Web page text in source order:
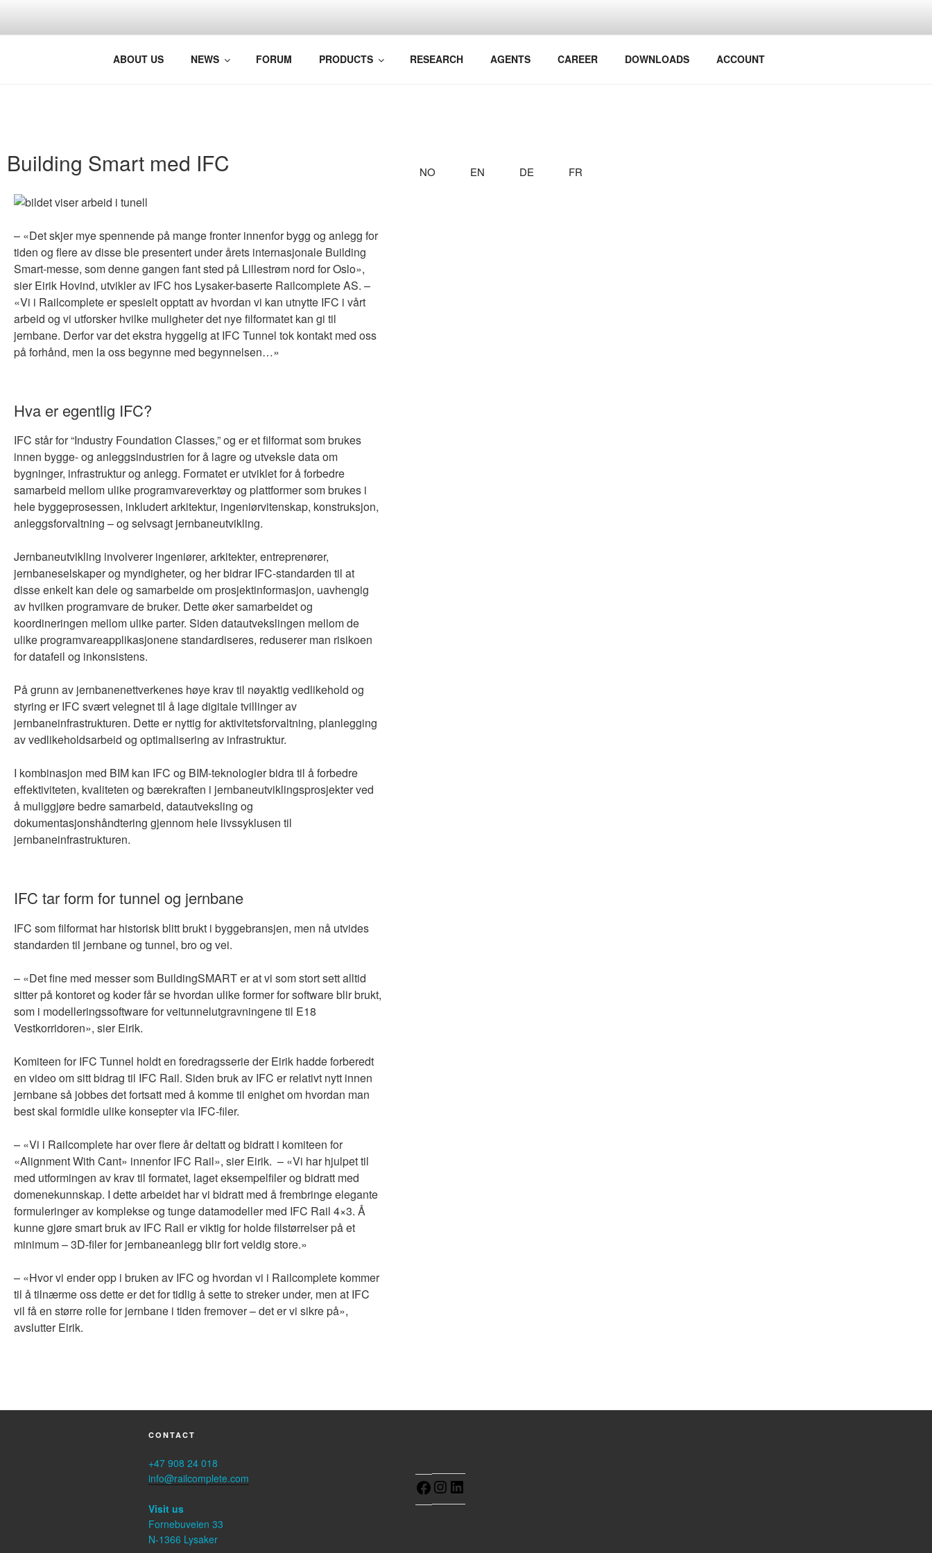
BRINGING BIM TO YOUR RAILWAY PROJECTS
Photo: Jørg Westermann, Norsk Bane AS
ABOUT US NEWS FORUM PRODUCTS RESEARCH AGENTS CAREER DOWNLOADS ACCOUNT
Building Smart med IFC
– «Det skjer mye spennende på mange fronter innenfor bygg og anlegg for
tiden og flere av disse ble presentert under årets internasjonale Building
Smart-messe, som denne gangen fant sted på Lillestrøm nord for Oslo»,
sier Eirik Hovind, utvikler av IFC hos Lysaker-baserte Railcomplete AS. –
«Vi i Railcomplete er spesielt opptatt av hvordan vi kan utnytte IFC i vårt
arbeid og vi utforsker hvilke muligheter det nye filformatet kan gi til
jernbane. Derfor var det ekstra hyggelig at IFC Tunnel tok kontakt med oss
på forhånd, men la oss begynne med begynnelsen…»
Hva er egentlig IFC?
IFC står for “Industry Foundation Classes,” og er et filformat som brukes
innen bygge- og anleggsindustrien for å lagre og utveksle data om
bygninger, infrastruktur og anlegg. Formatet er utviklet for å forbedre
samarbeid mellom ulike programvareverktøy og plattformer som brukes i
hele byggeprosessen, inkludert arkitektur, ingeniørvitenskap, konstruksjon,
anleggsforvaltning – og selvsagt jernbaneutvikling.
Jernbaneutvikling involverer ingeniører, arkitekter, entreprenører,
jernbaneselskaper og myndigheter, og her bidrar IFC-standarden til at
disse enkelt kan dele og samarbeide om prosjektinformasjon, uavhengig
av hvilken programvare de bruker. Dette øker samarbeidet og
koordineringen mellom ulike parter. Siden datautvekslingen mellom de
ulike programvareapplikasjonene standardiseres, reduserer man risikoen
for datafeil og inkonsistens.
På grunn av jernbanenettverkenes høye krav til nøyaktig vedlikehold og
styring er IFC svært velegnet til å lage digitale tvillinger av
jernbaneinfrastrukturen. Dette er nyttig for aktivitetsforvaltning, planlegging
av vedlikeholdsarbeid og optimalisering av infrastruktur.
I kombinasjon med BIM kan IFC og BIM-teknologier bidra til å forbedre
effektiviteten, kvaliteten og bærekraften i jernbaneutviklingsprosjekter ved
å muliggjøre bedre samarbeid, datautveksling og
dokumentasjonshåndtering gjennom hele livssyklusen til
jernbaneinfrastrukturen.
IFC tar form for tunnel og jernbane
IFC som filformat har historisk blitt brukt i byggebransjen, men nå utvides
standarden til jernbane og tunnel, bro og vei.
– «Det fine med messer som BuildingSMART er at vi som stort sett alltid
sitter på kontoret og koder får se hvordan ulike former for software blir brukt,
som i modelleringssoftware for veitunnelutgravningene til E18
Vestkorridoren», sier Eirik.
Komiteen for IFC Tunnel holdt en foredragsserie der Eirik hadde forberedt
en video om sitt bidrag til IFC Rail. Siden bruk av IFC er relativt nytt innen
jernbane så jobbes det fortsatt med å komme til enighet om hvordan man
best skal formidle ulike konsepter via IFC-filer.
– «Vi i Railcomplete har over flere år deltatt og bidratt i komiteen for
«Alignment With Cant» innenfor IFC Rail», sier Eirik. – «Vi har hjulpet til
med utformingen av krav til formatet, laget eksempelfiler og bidratt med
domenekunnskap. I dette arbeidet har vi bidratt med å frembringe elegante
formuleringer av komplekse og tunge datamodeller med IFC Rail 4×3. Å
kunne gjøre smart bruk av IFC Rail er viktig for holde filstørrelser på et
minimum – 3D-filer for jernbaneanlegg blir fort veldig store.»
– «Hvor vi ender opp i bruken av IFC og hvordan vi i Railcomplete kommer
til å tilnærme oss dette er det for tidlig å sette to streker under, men at IFC
vil få en større rolle for jernbane i tiden fremover – det er vi sikre på»,
avslutter Eirik.
NO EN DE FR
CONTACT
+47 908 24 018
info@railcomplete.com
Visit us
Fornebuveien 33
N-1366 Lysaker